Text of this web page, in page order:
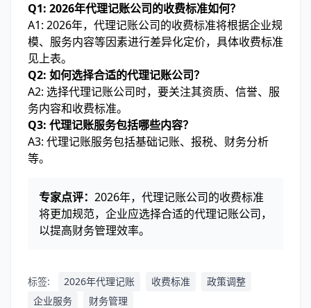
Q1: 2026年代理记账公司的收费标准如何？
A1: 2026年，代理记账公司的收费标准将根据企业规
模、服务内容等因素进行差异化定价，具体收费标准
见上表。
Q2: 如何选择合适的代理记账公司？
A2: 选择代理记账公司时，要关注其资质、信誉、服
务内容和收费标准。
Q3: 代理记账服务包括哪些内容？
A3: 代理记账服务包括基础记账、报税、财务分析
等。
专家点评： 2026年，代理记账公司的收费标准
将更加规范，企业应选择合适的代理记账公司，
以提高财务管理效率。
标签: 2026年代理记账 收费标准
政策调整
企业服务
财务管理